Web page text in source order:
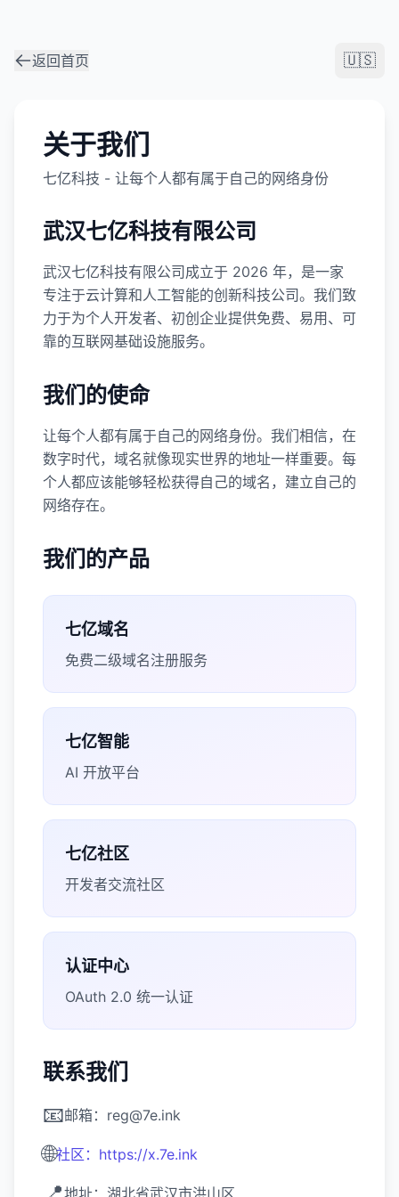
返回首页 🇺🇸
关于我们
七亿科技 - 让每个人都有属于自己的网络身份
武汉七亿科技有限公司
武汉七亿科技有限公司成立于 2026 年，是一家
专注于云计算和人工智能的创新科技公司。我们致
力于为个人开发者、初创企业提供免费、易用、可
靠的互联网基础设施服务。
我们的使命
让每个人都有属于自己的网络身份。我们相信，在
数字时代，域名就像现实世界的地址一样重要。每
个人都应该能够轻松获得自己的域名，建立自己的
网络存在。
我们的产品
七亿域名
免费二级域名注册服务
七亿智能
AI 开放平台
七亿社区
开发者交流社区
认证中心
OAuth 2.0 统一认证
联系我们
📧邮箱：reg@7e.ink
🌐社区：https://x.7e.ink
地址：湖北省武汉市洪山区